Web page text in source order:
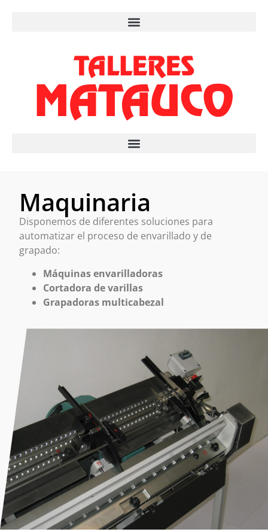
Maquinaria
Disponemos de diferentes soluciones para
automatizar el proceso de envarillado y de
grapado:
Máquinas envarilladoras
Cortadora de varillas
Grapadoras multicabezal